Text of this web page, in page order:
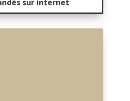
sur internet